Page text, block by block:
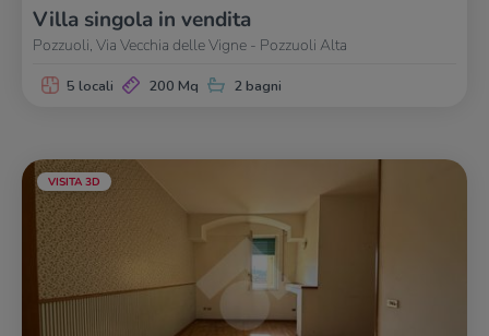
Villa singola in vendita
Pozzuoli, Via Vecchia delle Vigne - Pozzuoli Alta
5 locali 200 Mq 2 bagni
VISITA 3D